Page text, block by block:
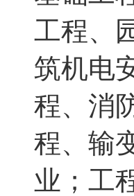
工程、
筑机电
程、消
程、输
业；工